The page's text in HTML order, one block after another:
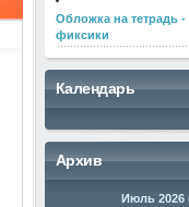
Обложка на тетрадь -
фиксики
Календарь
Архив
Июль 2026